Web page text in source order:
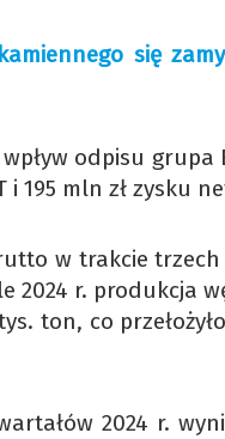
się
odpisu grupa
i 195 mln zł zysku
w trakcie trzech
2024 r. produkcja
ton, co
2024 r.